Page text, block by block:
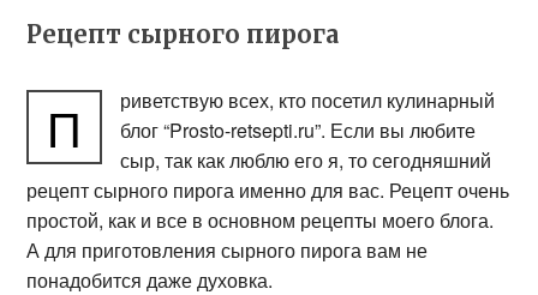
Рецепт сырного пирога
П
риветствую всех, кто посетил кулинарный
блог “Prosto-retsepti.ru”. Если вы любите
сыр, так как люблю его я, то сегодняшний
рецепт сырного пирога именно для вас. Рецепт очень
простой, как и все в основном рецепты моего блога.
А для приготовления сырного пирога вам не
понадобится даже духовка.